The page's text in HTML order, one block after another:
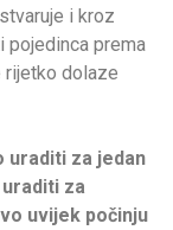
i kroz
pojedinca prema
rijetko dolaze
uraditi za jedan
za
uvijek počinju